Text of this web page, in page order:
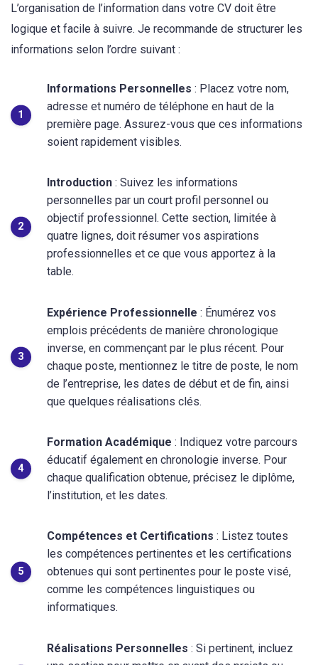
L’organisation de l’information dans votre CV doit être
logique et facile à suivre. Je recommande de structurer les
informations selon l’ordre suivant :
Informations Personnelles : Placez votre nom,
adresse et numéro de téléphone en haut de la
première page. Assurez-vous que ces informations
soient rapidement visibles.
Introduction : Suivez les informations
personnelles par un court profil personnel ou
objectif professionnel. Cette section, limitée à
quatre lignes, doit résumer vos aspirations
professionnelles et ce que vous apportez à la
table.
Expérience Professionnelle : Énumérez vos
emplois précédents de manière chronologique
inverse, en commençant par le plus récent. Pour
chaque poste, mentionnez le titre de poste, le nom
de l’entreprise, les dates de début et de fin, ainsi
que quelques réalisations clés.
Formation Académique : Indiquez votre parcours
éducatif également en chronologie inverse. Pour
chaque qualification obtenue, précisez le diplôme,
l’institution, et les dates.
Compétences et Certifications : Listez toutes
les compétences pertinentes et les certifications
obtenues qui sont pertinentes pour le poste visé,
comme les compétences linguistiques ou
informatiques.
Réalisations Personnelles : Si pertinent, incluez